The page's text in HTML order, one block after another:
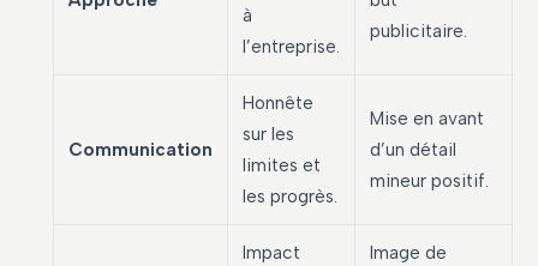
à
l’entreprise.
publicitaire.
Communication
Honnête
sur les
limites et
les progrès.
Mise en avant
d’un détail
mineur positif.
Impact
Image de